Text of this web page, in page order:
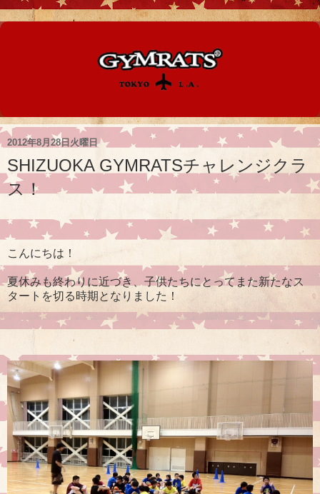
2012年8月28日火曜日
SHIZUOKA GYMRATSチャレンジクラ
ス！
こんにちは！
夏休みも終わりに近づき、子供たちにとってまた新たなス
タートを切る時期となりました！